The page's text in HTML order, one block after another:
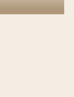
Орденов,